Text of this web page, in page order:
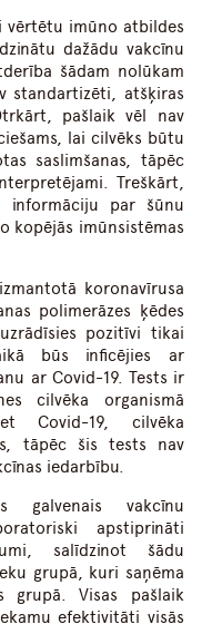
vērtētu imūno atbildes
dažādu vakcīnu
šādam nolūkam
standartizēti, atšķiras
pašlaik vēl nav
lai cilvēks būtu
saslimšanas, tāpēc
Treškārt,
informāciju par šūnu
kopējās imūnsistēmas
koronavīrusa
polimerāzes ķēdes
pozitīvi tikai
būs inficējies ar
ar Covid-19. Tests ir
cilvēka organismā
Covid-19, cilvēka
tāpēc šis tests nav
iedarbību.
galvenais vakcīnu
apstiprināti
salīdzinot šādu
grupā, kuri saņēma
grupā. Visas pašlaik
efektivitāti visās